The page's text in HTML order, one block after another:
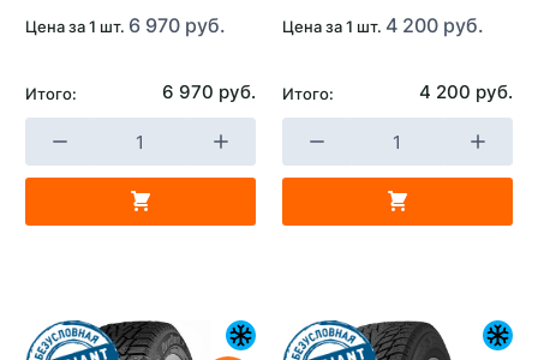
Цена за 1 шт. 6 970 руб.
Итого: 6 970 руб.
Цена за 1 шт. 4 200 руб.
Итого: 4 200 руб.